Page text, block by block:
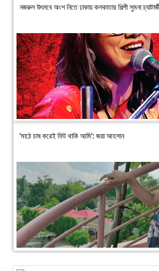
নজরুল উৎসবে অংশ নিতে ঢাকায় কলকাতার শিল্পী সুমনা
‘মাঠে চাষ করেই ফিট থাকি আমি’: জয়া আহসান